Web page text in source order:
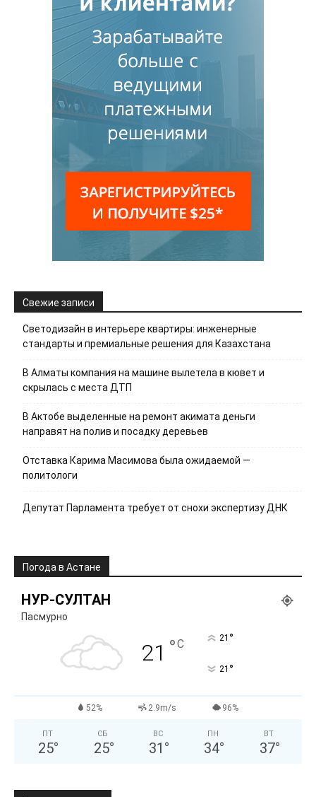
Свежие записи
Светодизайн в интерьере квартиры: инженерные
стандарты и премиальные решения для Казахстана
В Алматы компания на машине вылетела в кювет и
скрылась с места ДТП
В Актобе выделенные на ремонт акимата деньги
направят на полив и посадку деревьев
Отставка Карима Масимова была ожидаемой —
политологи
Депутат Парламента требует от снохи экспертизу ДНК
Погода в Астане
НУР-СУЛТАН
Пасмурно
21 °C 21 °
21 °
52% 2.9m/s 96%
ПТ
25°
СБ
25°
ВС
31 °
ПН
34°
ВТ
37°